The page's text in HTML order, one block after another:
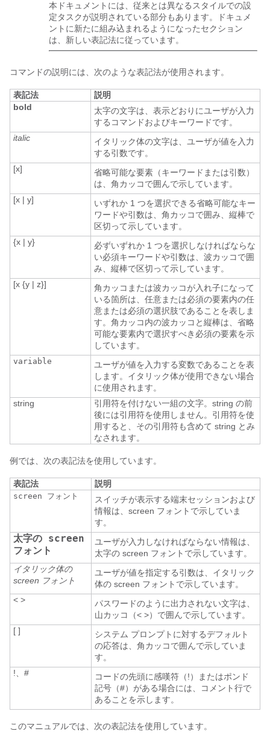
本ドキュメントには、従来とは異なるスタイルでの設
定タスクが説明されている部分もあります。ドキュメ
ントに新たに組み込まれるようになったセクション
は、新しい表記法に従っています。
コマンドの説明には、次のような表記法が使用されます。
表記法
説明
bold
太字の文字は、表示どおりにユーザが入力
するコマンドおよびキーワードです。
italic
イタリック体の文字は、ユーザが値を入力
する引数です。
[x]
省略可能な要素（キーワードまたは引数）
は、角カッコで囲んで示しています。
[x | y]
いずれか 1 つを選択できる省略可能なキー
ワードや引数は、角カッコで囲み、縦棒で
区切って示しています。
{x | y}
必ずいずれか 1 つを選択しなければならな
い必須キーワードや引数は、波カッコで囲
み、縦棒で区切って示しています。
[x {y | z}]
角カッコまたは波カッコが入れ子になって
いる箇所は、任意または必須の要素内の任
意または必須の選択肢であることを表しま
す。角カッコ内の波カッコと縦棒は、省略
可能な要素内で選択すべき必須の要素を示
しています。
variable
ユーザが値を入力する変数であることを表
します。イタリック体が使用できない場合
に使用されます。
string
引用符を付けない一組の文字。string の前
後には引用符を使用しません。引用符を使
用すると、その引用符も含めて string とみ
なされます。
例では、次の表記法を使用しています。
表記法 説明
screen フォント
スイッチが表示する端末セッションおよび
情報は、screen フォントで示していま
す。
太字の screen
フォント
ユーザが入力しなければならない情報は、
太字の screen フォントで示しています。
イタリック体の
screen フォント
ユーザが値を指定する引数は、イタリック
体の screen フォントで示しています。
< >
パスワードのように出力されない文字は、
山カッコ（< >）で囲んで示しています。
[ ]
システム プロンプトに対するデフォルト
の応答は、角カッコで囲んで示していま
す。
!、#
コードの先頭に感嘆符（!）またはポンド
記号（#）がある場合には、コメント行で
あることを示します。
このマニュアルでは、次の表記法を使用しています。